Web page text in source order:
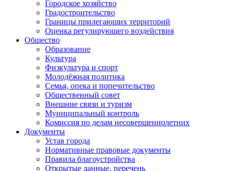
Городское хозяйство
Градостроительство
Границы прилегающих территорий
Оценка регулирующего воздействия
Общество
Образование
Культура
Физкультура и спорт
Молодёжная политика
Семья, опека и попечительство
Общественный совет
Внешние связи и туризм
Муниципальный контроль
Комиссия по делам несовершеннолетних
Документы
Устав города
Нормативные правовые документы
Правила благоустройства
Открытые данные, перечень